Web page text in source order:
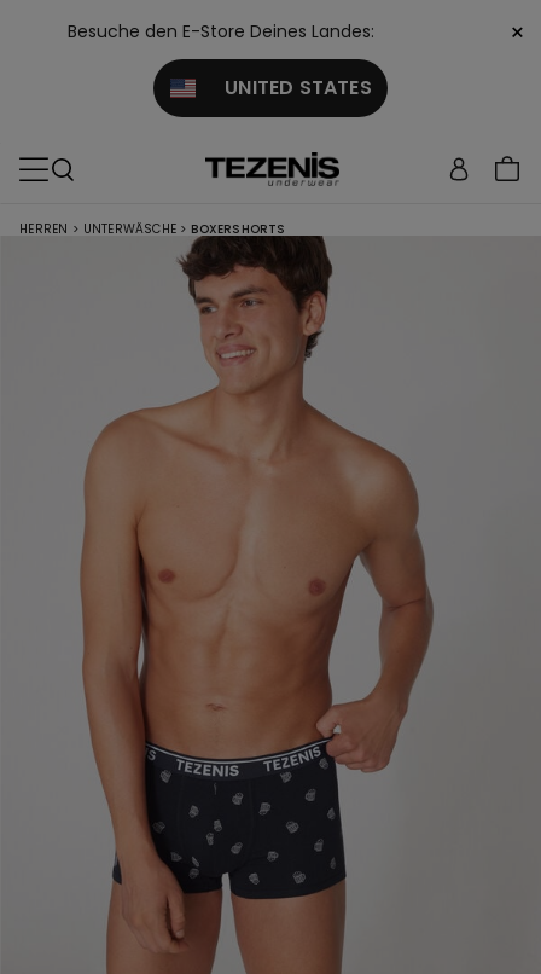
Besuche den E-Store Deines Landes:
UNITED STATES
×
HERREN > UNTERWÄSCHE > BOXERSHORTS